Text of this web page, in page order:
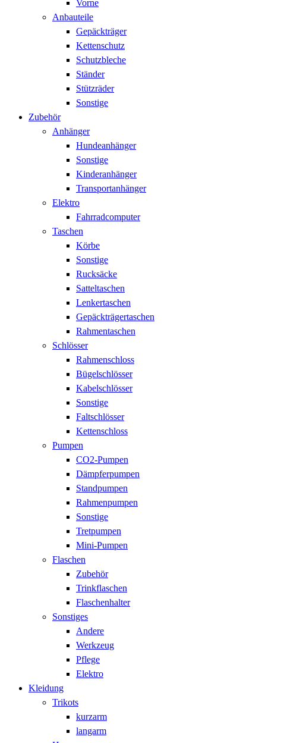
Vorne
Anbauteile
Gepäckträger
Kettenschutz
Schutzbleche
Ständer
Stützräder
Sonstige
Zubehör
Anhänger
Hundeanhänger
Sonstige
Kinderanhänger
Transportanhänger
Elektro
Fahrradcomputer
Taschen
Körbe
Sonstige
Rucksäcke
Satteltaschen
Lenkertaschen
Gepäckträgertaschen
Rahmentaschen
Schlösser
Rahmenschloss
Bügelschlösser
Kabelschlösser
Sonstige
Faltschlösser
Kettenschloss
Pumpen
CO2-Pumpen
Dämpferpumpen
Standpumpen
Rahmenpumpen
Sonstige
Tretpumpen
Mini-Pumpen
Flaschen
Zubehör
Trinkflaschen
Flaschenhalter
Sonstiges
Andere
Werkzeug
Pflege
Elektro
Kleidung
Trikots
kurzarm
langarm